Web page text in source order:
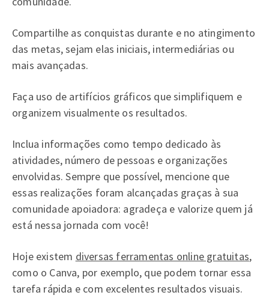
Compartilhe as conquistas durante e no atingimento
das metas, sejam elas iniciais, intermediárias ou
mais avançadas.
Faça uso de artifícios gráficos que simplifiquem e
organizem visualmente os resultados.
Inclua informações como tempo dedicado às
atividades, número de pessoas e organizações
envolvidas. Sempre que possível, mencione que
essas realizações foram alcançadas graças à sua
comunidade apoiadora: agradeça e valorize quem já
está nessa jornada com você!
Hoje existem diversas ferramentas online gratuitas,
como o Canva, por exemplo, que podem tornar essa
tarefa rápida e com excelentes resultados visuais.